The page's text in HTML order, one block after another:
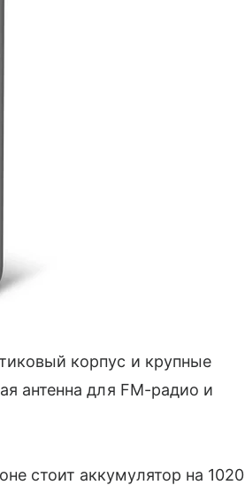
корпус и крупные
антенна для FM-радио и
стоит аккумулятор на 1020